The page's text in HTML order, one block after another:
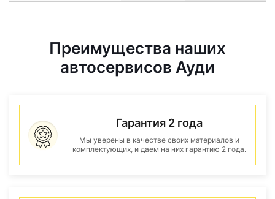
Преимущества наших
автосервисов Ауди
Гарантия 2 года
Мы уверены в качестве своих материалов и
комплектующих, и даем на них гарантию 2 года.